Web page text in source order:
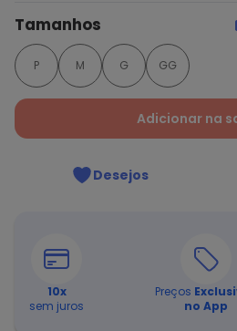
Tamanhos
P M G GG
Adicionar na
Desejos
10x
sem juros
Preços
no App